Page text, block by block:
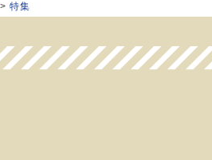
特集